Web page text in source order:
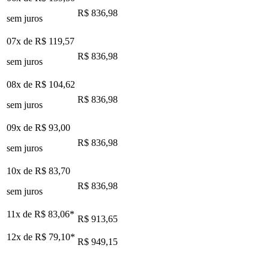
sem juros
R$ 836,98
07x de R$ 119,57
sem juros
R$ 836,98
08x de R$ 104,62
sem juros
R$ 836,98
09x de R$ 93,00
sem juros
R$ 836,98
10x de R$ 83,70
sem juros
R$ 836,98
11x de R$ 83,06* R$ 913,65
12x de R$ 79,10* R$ 949,15